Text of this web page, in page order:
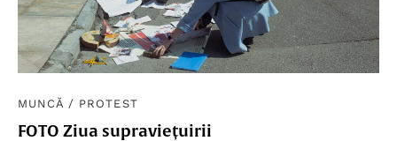
MUNCĂ / PROTEST
FOTO Ziua supraviețuirii